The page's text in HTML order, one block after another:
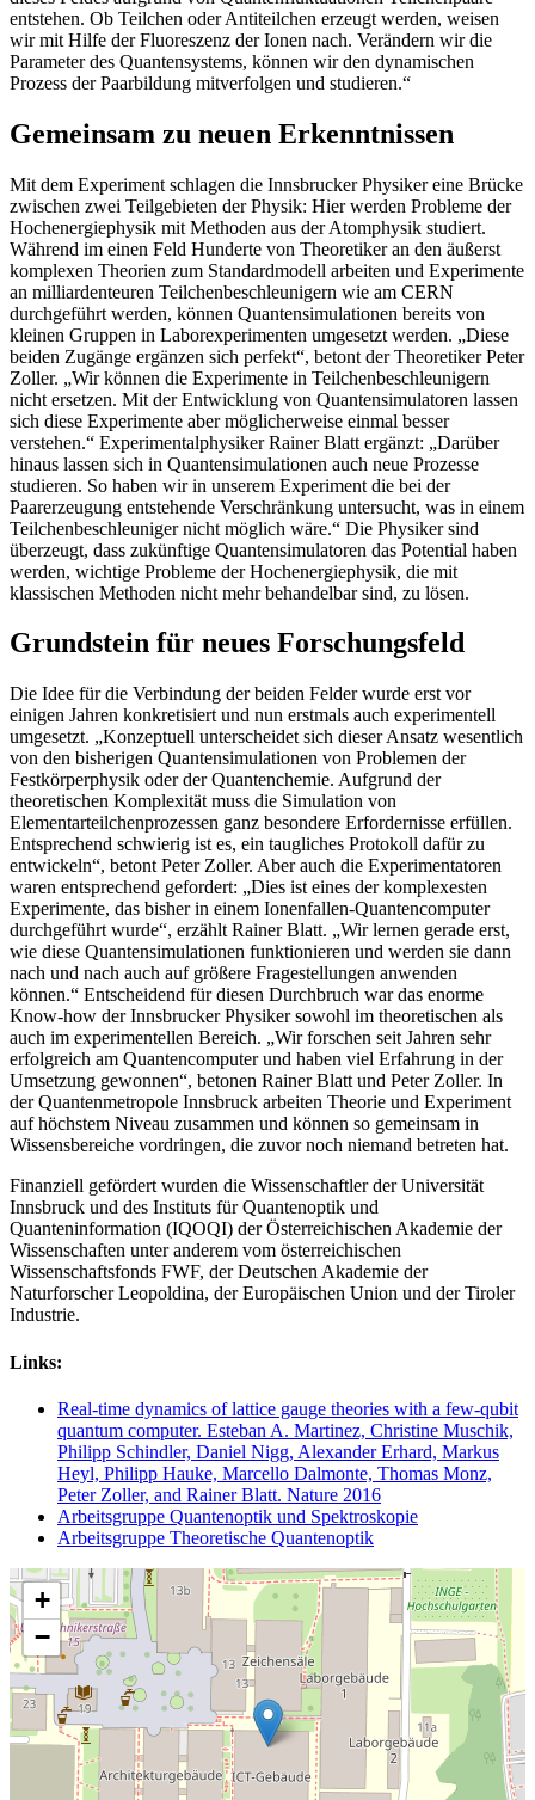
entstehen. Ob Teilchen oder Antiteilchen erzeugt werden, weisen
wir mit Hilfe der Fluoreszenz der Ionen nach. Verändern wir die
Parameter des Quantensystems, können wir den dynamischen
Prozess der Paarbildung mitverfolgen und studieren.“
Gemeinsam zu neuen Erkenntnissen
Mit dem Experiment schlagen die Innsbrucker Physiker eine Brücke
zwischen zwei Teilgebieten der Physik: Hier werden Probleme der
Hochenergiephysik mit Methoden aus der Atomphysik studiert.
Während im einen Feld Hunderte von Theoretiker an den äußerst
komplexen Theorien zum Standardmodell arbeiten und Experimente
an milliardenteuren Teilchenbeschleunigern wie am CERN
durchgeführt werden, können Quantensimulationen bereits von
kleinen Gruppen in Laborexperimenten umgesetzt werden. „Diese
beiden Zugänge ergänzen sich perfekt“, betont der Theoretiker Peter
Zoller. „Wir können die Experimente in Teilchenbeschleunigern
nicht ersetzen. Mit der Entwicklung von Quantensimulatoren lassen
sich diese Experimente aber möglicherweise einmal besser
verstehen.“ Experimentalphysiker Rainer Blatt ergänzt: „Darüber
hinaus lassen sich in Quantensimulationen auch neue Prozesse
studieren. So haben wir in unserem Experiment die bei der
Paarerzeugung entstehende Verschränkung untersucht, was in einem
Teilchenbeschleuniger nicht möglich wäre.“ Die Physiker sind
überzeugt, dass zukünftige Quantensimulatoren das Potential haben
werden, wichtige Probleme der Hochenergiephysik, die mit
klassischen Methoden nicht mehr behandelbar sind, zu lösen.
Grundstein für neues Forschungsfeld
Die Idee für die Verbindung der beiden Felder wurde erst vor
einigen Jahren konkretisiert und nun erstmals auch experimentell
umgesetzt. „Konzeptuell unterscheidet sich dieser Ansatz wesentlich
von den bisherigen Quantensimulationen von Problemen der
Festkörperphysik oder der Quantenchemie. Aufgrund der
theoretischen Komplexität muss die Simulation von
Elementarteilchenprozessen ganz besondere Erfordernisse erfüllen.
Entsprechend schwierig ist es, ein taugliches Protokoll dafür zu
entwickeln“, betont Peter Zoller. Aber auch die Experimentatoren
waren entsprechend gefordert: „Dies ist eines der komplexesten
Experimente, das bisher in einem Ionenfallen-Quantencomputer
durchgeführt wurde“, erzählt Rainer Blatt. „Wir lernen gerade erst,
wie diese Quantensimulationen funktionieren und werden sie dann
nach und nach auch auf größere Fragestellungen anwenden
können.“ Entscheidend für diesen Durchbruch war das enorme
Know-how der Innsbrucker Physiker sowohl im theoretischen als
auch im experimentellen Bereich. „Wir forschen seit Jahren sehr
erfolgreich am Quantencomputer und haben viel Erfahrung in der
Umsetzung gewonnen“, betonen Rainer Blatt und Peter Zoller. In
der Quantenmetropole Innsbruck arbeiten Theorie und Experiment
auf höchstem Niveau zusammen und können so gemeinsam in
Wissensbereiche vordringen, die zuvor noch niemand betreten hat.
Finanziell gefördert wurden die Wissenschaftler der Universität
Innsbruck und des Instituts für Quantenoptik und
Quanteninformation (IQOQI) der Österreichischen Akademie der
Wissenschaften unter anderem vom österreichischen
Wissenschaftsfonds FWF, der Deutschen Akademie der
Naturforscher Leopoldina, der Europäischen Union und der Tiroler
Industrie.
Links:
Real-time dynamics of lattice gauge theories with a few-qubit
quantum computer. Esteban A. Martinez, Christine Muschik,
Philipp Schindler, Daniel Nigg, Alexander Erhard, Markus
Heyl, Philipp Hauke, Marcello Dalmonte, Thomas Monz,
Peter Zoller, and Rainer Blatt. Nature 2016
Arbeitsgruppe Quantenoptik und Spektroskopie
Arbeitsgruppe Theoretische Quantenoptik
+
−